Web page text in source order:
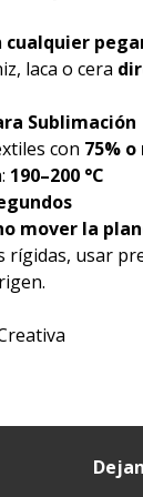
cualquier
laca o cera
Sublimación
con 75%
190–200 °C
mover la
rígidas, usar